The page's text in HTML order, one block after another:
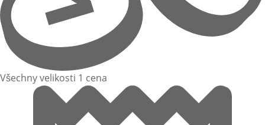
Všechny velikosti 1 cena